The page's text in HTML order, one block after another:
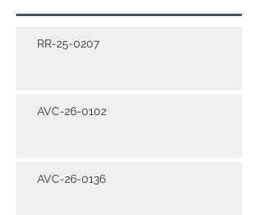
RR-25-0207
AVC-26-0102
AVC-26-0136